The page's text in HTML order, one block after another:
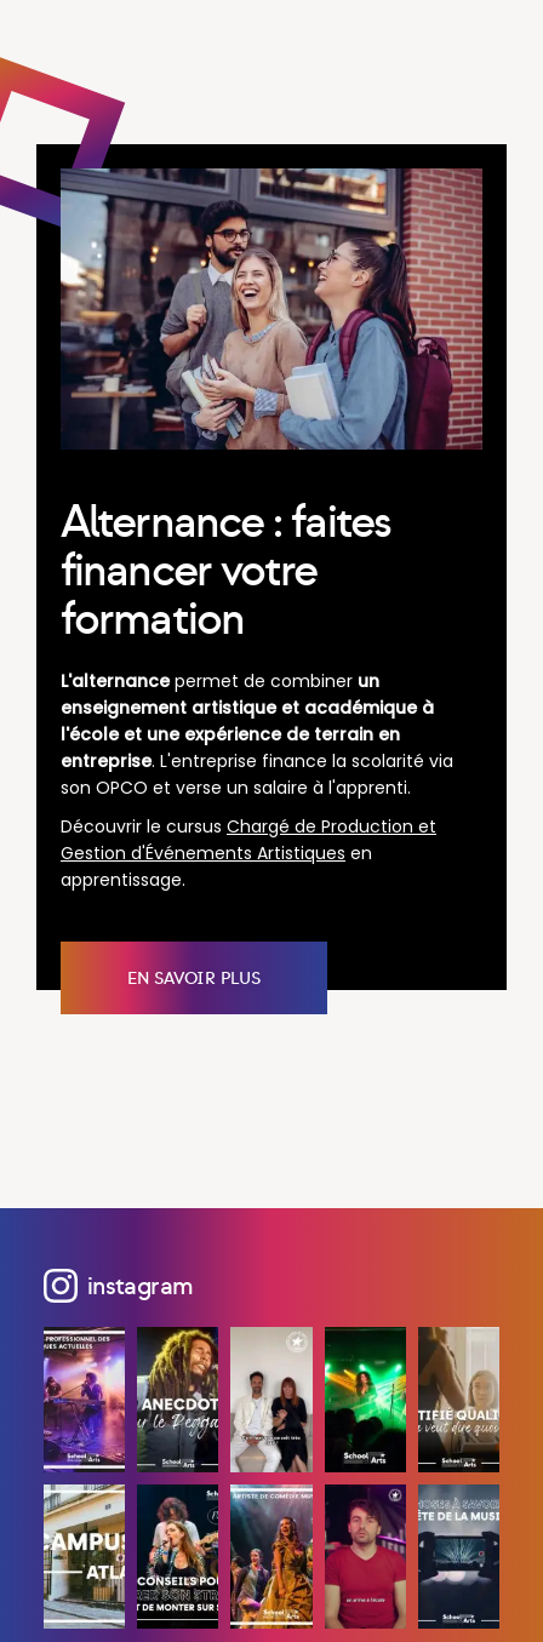
Alternance : faites
financer votre
formation
L'alternancepermet de combiner un
enseignement artistique et académique à
l'école et une expérience de terrain en
entreprise. L'entreprise finance la scolarité via
son OPCO et verse un salaire à l'apprenti.
Découvrir le cursus Chargé de Production et
Gestion d'Événements Artistiques en
apprentissage.
EN SAVOIR PLUS
instagram